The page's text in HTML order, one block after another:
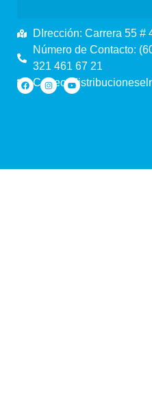
DIrección: Carrera 55 #
Número de Contacto:
321 461 67 21
Correo: